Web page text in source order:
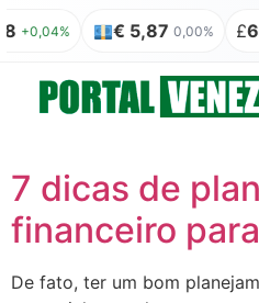
€ 5,87 0,00% £
7 dicas de
financeiro
De fato, ter um bom